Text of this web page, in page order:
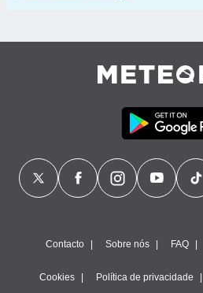
Contacto Sobre nós FAQ
Cookies Política de privacidade